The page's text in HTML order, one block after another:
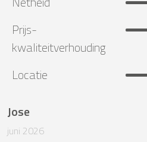
Prijs-
kwaliteitverhouding
Locatie
Jose
juni 2026